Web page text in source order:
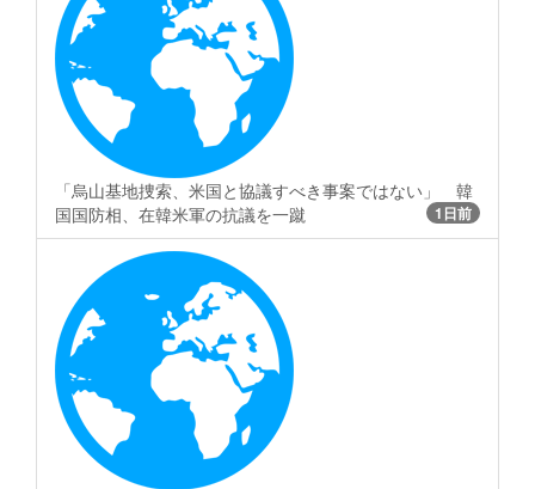
「烏山基地捜索、米国と協議すべき事案ではない」 韓
国国防相、在韓米軍の抗議を一蹴
1日前